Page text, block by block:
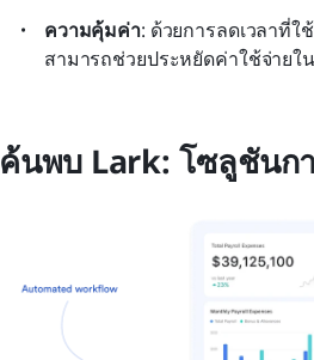
ความคุ้มค่า: ด้วยการลดเวลาที่ใ
สามารถช่วยประหยัดค่าใช้จ่าย
ค้นพบ Lark: โซลูชันก